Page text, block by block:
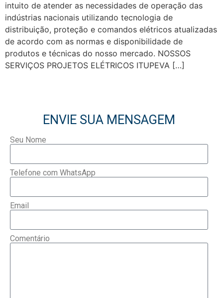
intuito de atender as necessidades de operação das
indústrias nacionais utilizando tecnologia de
distribuição, proteção e comandos elétricos atualizadas
de acordo com as normas e disponibilidade de
produtos e técnicas do nosso mercado. NOSSOS
SERVIÇOS PROJETOS ELÉTRICOS ITUPEVA […]
ENVIE SUA MENSAGEM
Seu Nome
Telefone com WhatsApp
Email
Comentário